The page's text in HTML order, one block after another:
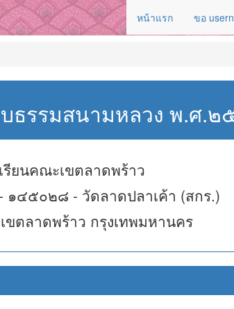
หน้าแรก ขอ
ธรรมสนามหลวง พ.ศ.
รียนคณะเขตลาดพร้าว
๑๔๕๐๒๘ - วัดลาดปลาเค้า (สกร.)
ขตลาดพร้าว กรุงเทพมหานคร